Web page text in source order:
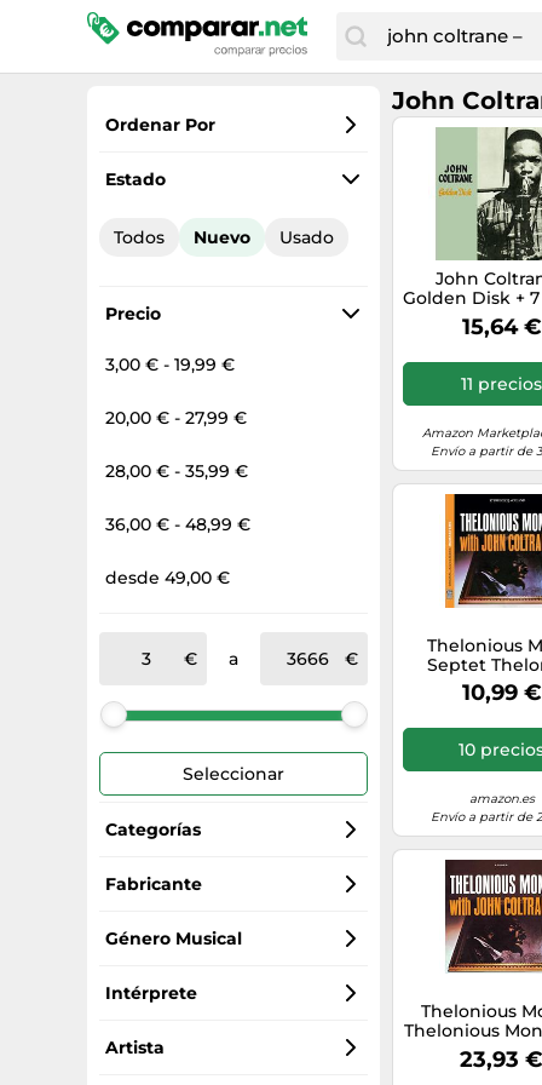
Ordenar Por
Favoritos
Precio total
Estado
Todos Nuevo Usado
Precio
3,00 € - 19,99 €
20,00 € - 27,99 €
28,00 € - 35,99 €
36,00 € - 48,99 €
desde 49,00 €
a
Seleccionar
Categorías
Discos de vinilo
CD audio
Partituras
Libros y revistas
Fabricante
in-akustik
Verve Spa
Z-Products
Género Musical
jazz
blues
Intérprete
John Coltrane
Artista
John
John
Golden Disk +
Tracks
15,64 €
11 precios
Amazon
Envío a partir de
Thelonious
Septet
Monk With
Coltrane
10,99 €
10
amazon.es
Envío a partir de
Thelonious
Thelonious
John
(Limited
23,93 €